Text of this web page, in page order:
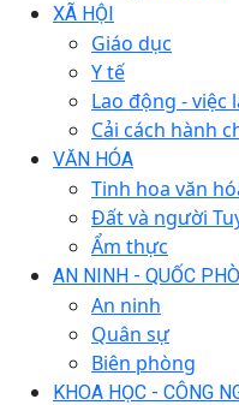
XÃ HỘI
Giáo dục
Y tế
Lao động - việc
Cải cách hành
VĂN HÓA
Tinh hoa văn
Đất và người
Ẩm thực
AN NINH - QUỐC
An ninh
Quân sự
Biên phòng
KHOA HỌC - CÔNG